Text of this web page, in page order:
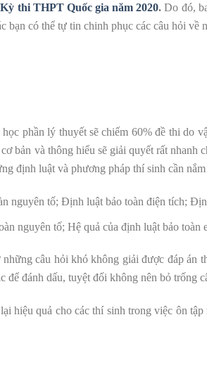
Kỳ thi THPT Quốc gia năm 2020. Do đó,
có thể tự tin chinh phục các câu hỏi về
phần lý thuyết sẽ chiếm 60% đề thi do
bản và thông hiểu sẽ giải quyết rất nhanh
định luật và phương pháp thí sinh cần
nguyên tố; Định luật bảo toàn điện tích;
nguyên tố; Hệ quả của định luật bảo toàn
câu hỏi khó không giải được đáp án
đánh dấu, tuyệt đối không nên bỏ trống
hiệu quả cho các thí sinh trong việc ôn